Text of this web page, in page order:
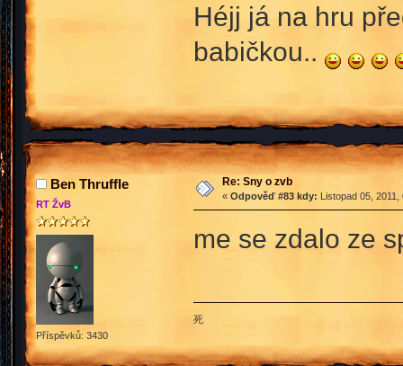
Héjj já na hru
babičkou..
Ben Thruffle
RT ŽvB
Příspěvků: 3430
Re: Sny o zvb
« Odpověď #83 kdy: Listopad 05,
me se zdalo ze
死